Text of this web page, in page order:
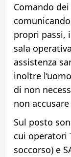
Comando
propri passi,
sala
assistenza
inoltre
di non
non
Sul posto
cui operatori
soccorso) e